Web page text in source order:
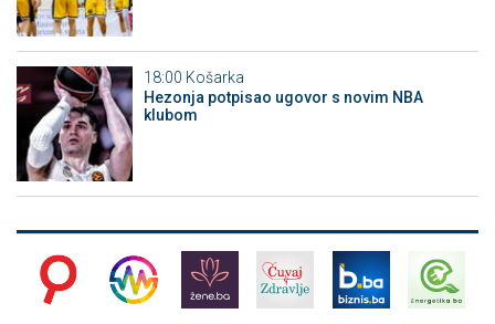
18:00 Košarka
Hezonja potpisao ugovor s novim NBA
klubom